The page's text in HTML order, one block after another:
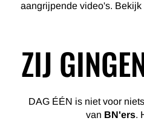
aangrijpende video's.
ZIJ
DAG ÉÉN is niet voor
van BN'ers.